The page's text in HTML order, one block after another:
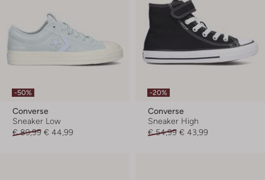
-50%
Converse
Sneaker Low
€ 89,99 € 44,99
-20%
Converse
Sneaker High
€ 54,99 € 43,99